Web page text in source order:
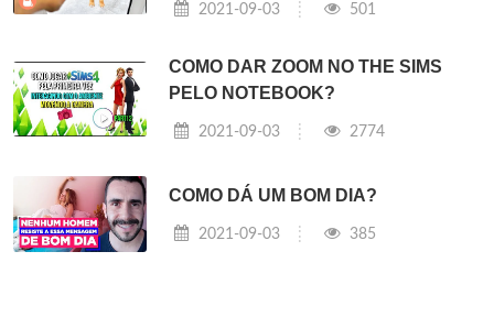
2021-09-03 501
COMO DAR ZOOM NO THE SIMS
PELO NOTEBOOK?
2021-09-03 2774
COMO DÁ UM BOM DIA?
2021-09-03 385